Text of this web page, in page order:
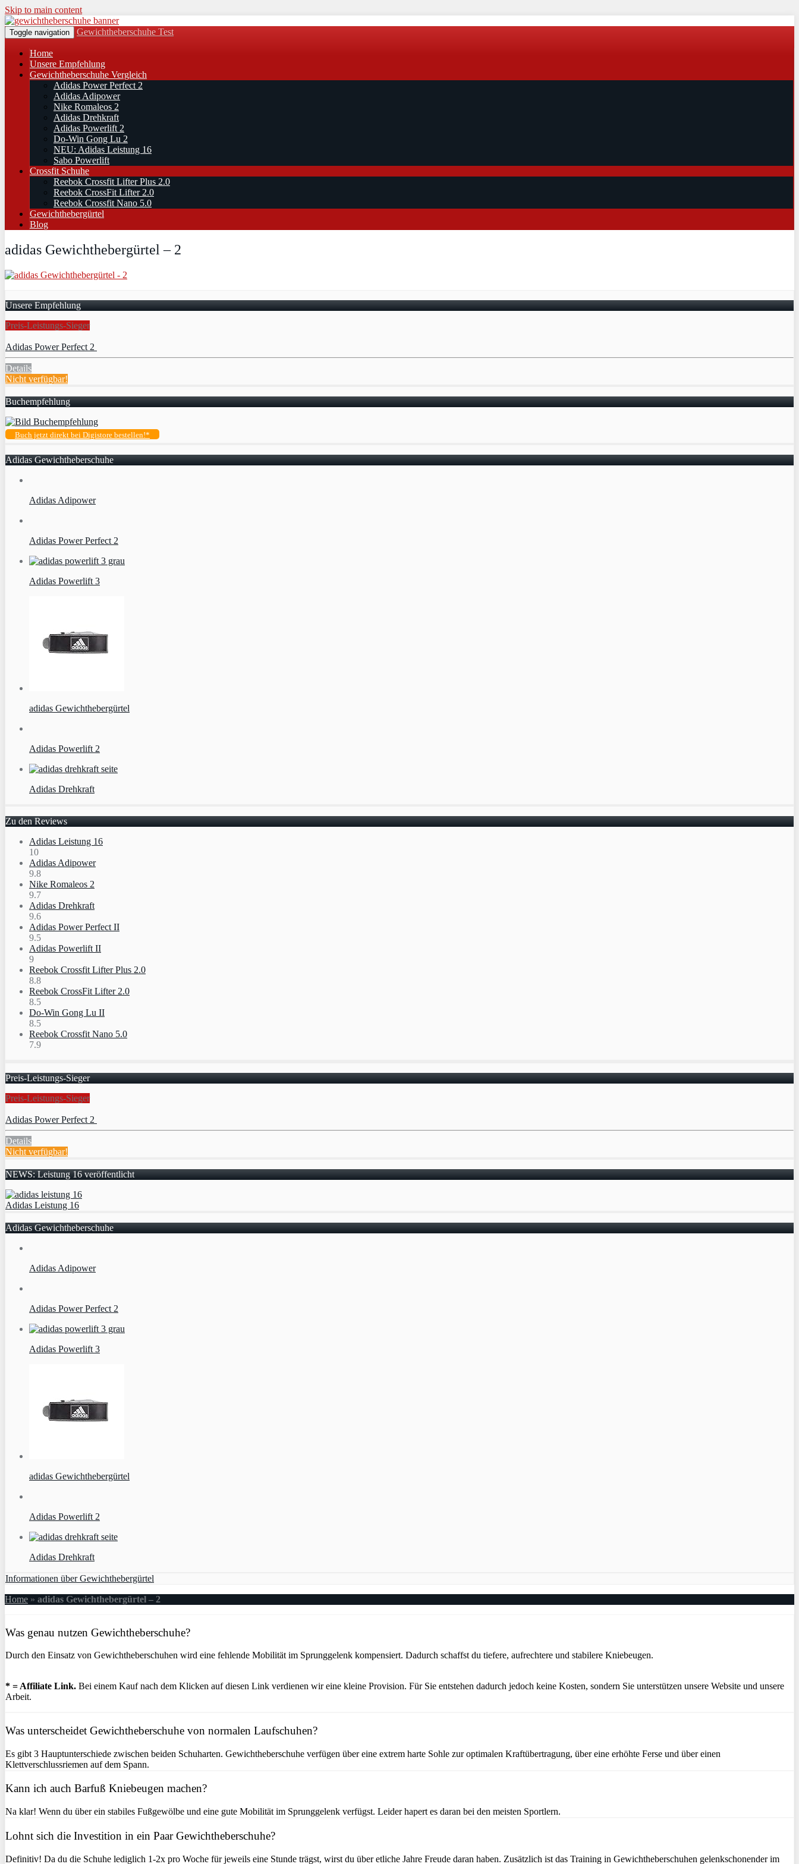
Skip to main content
Toggle navigation Gewichtheberschuhe Test
Home
Unsere Empfehlung
Gewichtheberschuhe Vergleich
Adidas Power Perfect 2
Adidas Adipower
Nike Romaleos 2
Adidas Drehkraft
Adidas Powerlift 2
Do-Win Gong Lu 2
NEU: Adidas Leistung 16
Sabo Powerlift
Crossfit Schuhe
Reebok Crossfit Lifter Plus 2.0
Reebok CrossFit Lifter 2.0
Reebok Crossfit Nano 5.0
Gewichthebergürtel
Blog
adidas Gewichthebergürtel – 2
Unsere Empfehlung
Preis-Leistungs-Sieger
Adidas Power Perfect 2
Details
Nicht verfügbar!
Buchempfehlung
Buch jetzt direkt bei Digistore bestellen!*
Adidas Gewichtheberschuhe
Adidas Adipower
Adidas Power Perfect 2
Adidas Powerlift 3
adidas Gewichthebergürtel
Adidas Powerlift 2
Adidas Drehkraft
Zu den Reviews
Adidas Leistung 16
10
Adidas Adipower
9.8
Nike Romaleos 2
9.7
Adidas Drehkraft
9.6
Adidas Power Perfect II
9.5
Adidas Powerlift II
9
Reebok Crossfit Lifter Plus 2.0
8.8
Reebok CrossFit Lifter 2.0
8.5
Do-Win Gong Lu II
8.5
Reebok Crossfit Nano 5.0
7.9
Preis-Leistungs-Sieger
Preis-Leistungs-Sieger
Adidas Power Perfect 2
Details
Nicht verfügbar!
NEWS: Leistung 16 veröffentlicht
Adidas Leistung 16
Adidas Gewichtheberschuhe
Adidas Adipower
Adidas Power Perfect 2
Adidas Powerlift 3
adidas Gewichthebergürtel
Adidas Powerlift 2
Adidas Drehkraft
Informationen über Gewichthebergürtel
Home » adidas Gewichthebergürtel – 2
Was genau nutzen Gewichtheberschuhe?
Durch den Einsatz von Gewichtheberschuhen wird eine fehlende Mobilität im Sprunggelenk kompensiert. Dadurch schaffst du tiefere, aufrechtere und stabilere Kniebeugen.
* = Affiliate Link. Bei einem Kauf nach dem Klicken auf diesen Link verdienen wir eine kleine Provision. Für Sie entstehen dadurch jedoch keine Kosten, sondern Sie unterstützen unsere Website und unsere
Arbeit.
Was unterscheidet Gewichtheberschuhe von normalen Laufschuhen?
Es gibt 3 Hauptunterschiede zwischen beiden Schuharten. Gewichtheberschuhe verfügen über eine extrem harte Sohle zur optimalen Kraftübertragung, über eine erhöhte Ferse und über einen
Klettverschlussriemen auf dem Spann.
Kann ich auch Barfuß Kniebeugen machen?
Na klar! Wenn du über ein stabiles Fußgewölbe und eine gute Mobilität im Sprunggelenk verfügst. Leider hapert es daran bei den meisten Sportlern.
Lohnt sich die Investition in ein Paar Gewichtheberschuhe?
Definitiv! Da du die Schuhe lediglich 1-2x pro Woche für jeweils eine Stunde trägst, wirst du über etliche Jahre Freude daran haben. Zusätzlich ist das Training in Gewichtheberschuhen gelenkschonender im